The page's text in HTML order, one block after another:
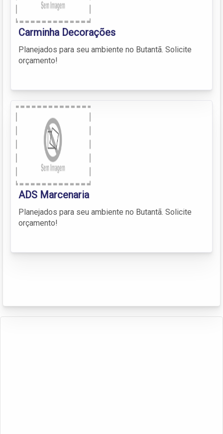
Carminha Decorações
Planejados para seu ambiente no Butantã. Solicite
orçamento!
ADS Marcenaria
Planejados para seu ambiente no Butantã. Solicite
orçamento!